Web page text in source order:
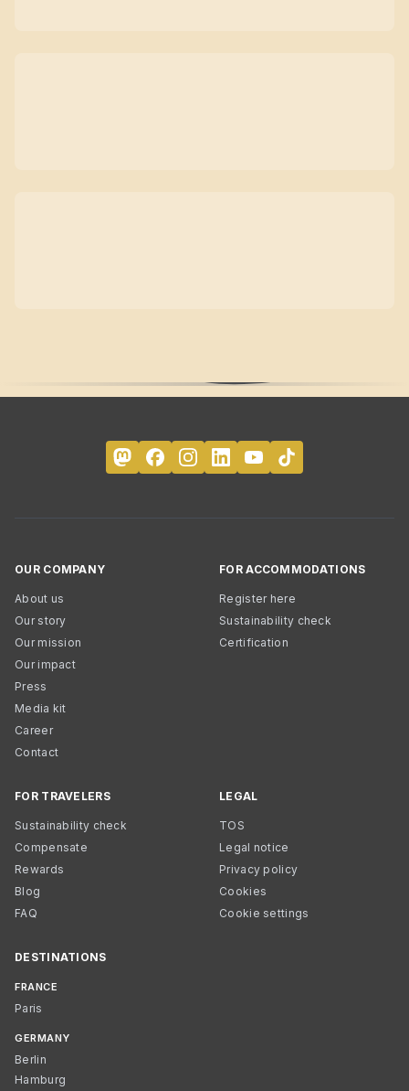
OUR COMPANY
About us
Our story
Our mission
Our impact
Press
Media kit
Career
Contact
FOR ACCOMMODATIONS
Register here
Sustainability check
Certification
FOR TRAVELERS
Sustainability check
Compensate
Rewards
Blog
FAQ
LEGAL
TOS
Legal notice
Privacy policy
Cookies
Cookie settings
DESTINATIONS
FRANCE
Paris
GERMANY
Berlin
Hamburg